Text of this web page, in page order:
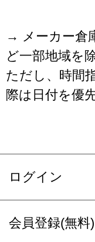
→ メーカー倉
ど一部地域を
ただし、時間
際は日付を優
ログイン
会員登録(無料)